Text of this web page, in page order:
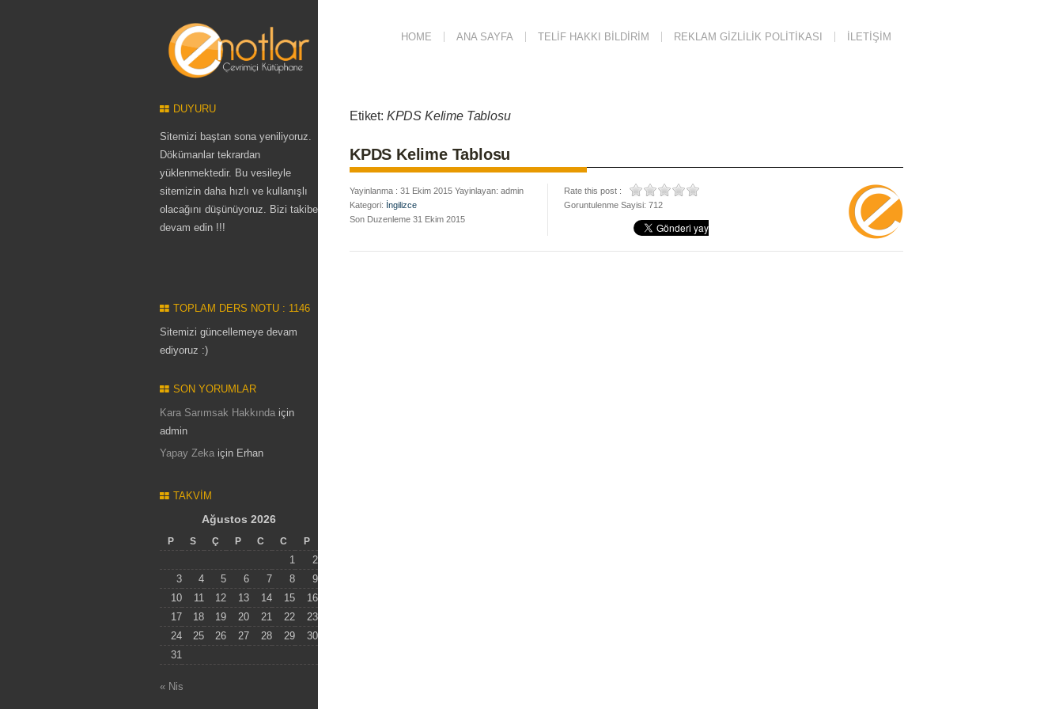
HOME ANA SAYFA TELIF HAKKI BILDIRIM REKLAM GIZLILIK POLITIKASI İLETIŞIM
Etiket: KPDS Kelime Tablosu
KPDS Kelime Tablosu
Yayinlanma : 31 Ekim 2015 Yayinlayan: admin
Kategori: İngilizce
Son Duzenleme 31 Ekim 2015
Rate this post :
Goruntulenme Sayisi: 712
DUYURU
Sitemizi baştan sona yeniliyoruz.
Dökümanlar tekrardan
yüklenmektedir. Bu vesileyle
sitemizin daha hızlı ve kullanışlı
olacağını düşünüyoruz. Bizi takibe
devam edin !!!
TOPLAM DERS NOTU : 1146
Sitemizi güncellemeye devam
ediyoruz :)
SON YORUMLAR
Kara Sarımsak Hakkında için
admin
Yapay Zeka için Erhan
TAKVIM
Ağustos 2026
P S Ç P C C P
1
2
3
4 5 6 7 8
9
10
11 12 13 14 15
16
17
18 19 20 21 22
23
24
25 26 27 28 29
30
31
« Nis